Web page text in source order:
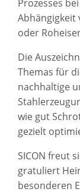
Prozesses
Abhängigkeit
oder
Die
Themas für
nachhaltige
wie gut
gezielt
SICON freut
gratuliert
besonderen